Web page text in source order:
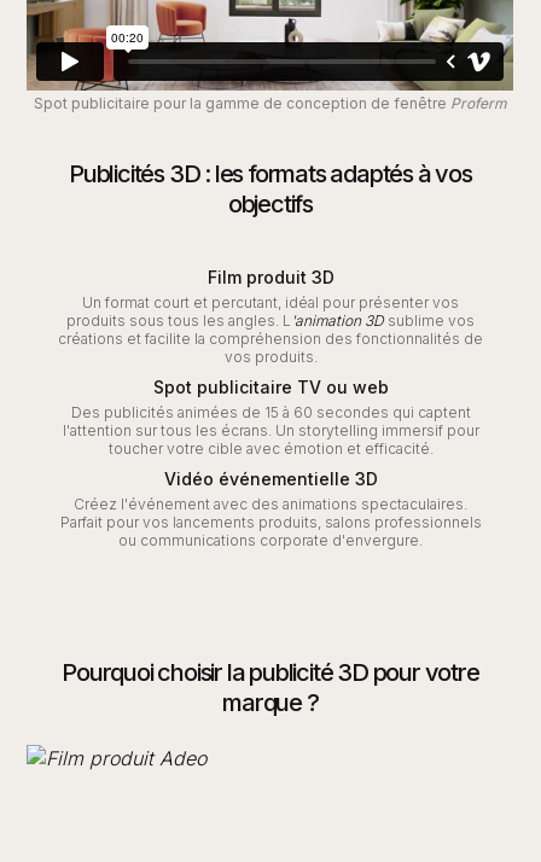
Spot publicitaire pour la gamme de conception de fenêtre Proferm
Publicités 3D : les formats adaptés à vos
objectifs
Film produit 3D
Un format court et percutant, idéal pour présenter vos
produits sous tous les angles. L 'animation 3Dsublime vos
créations et facilite la compréhension des fonctionnalités de
vos produits.
Spot publicitaire TV ou web
Des publicités animées de 15 à 60 secondes qui captent
l'attention sur tous les écrans. Un storytelling immersif pour
toucher votre cible avec émotion et efficacité.
Vidéo événementielle 3D
Créez l'événement avec des animations spectaculaires.
Parfait pour vos lancements produits, salons professionnels
ou communications corporate d'envergure.
Pourquoi choisir la publicité 3D pour votre
marque ?